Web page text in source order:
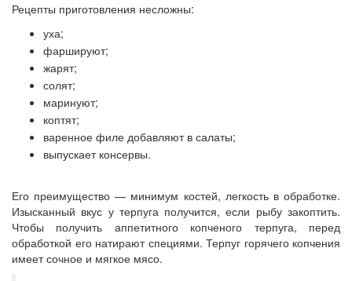
Рецепты приготовления несложны:
уха;
фаршируют;
жарят;
солят;
маринуют;
коптят;
варенное филе добавляют в салаты;
выпускает консервы.
Его преимущество — минимум костей, легкость в обработке.
Изысканный вкус у терпуга получится, если рыбу закоптить.
Чтобы получить аппетитного копченого терпуга, перед
обработкой его натирают специями. Терпуг горячего копчения
имеет сочное и мягкое мясо.